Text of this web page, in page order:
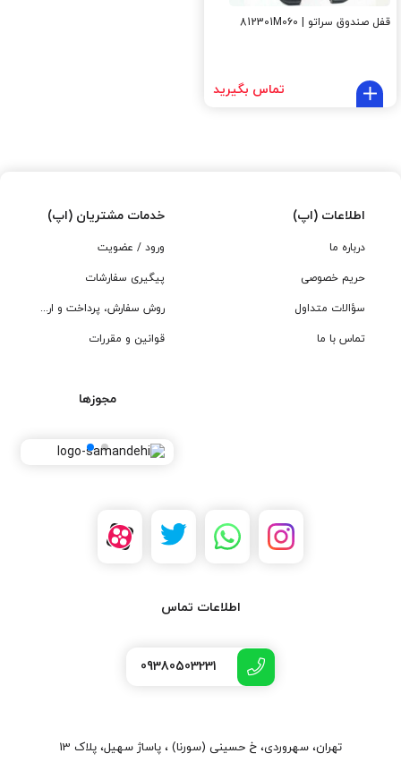
قفل صندوق سراتو | 812301M060
تماس بگیرید
اطلاعات (اپ)
درباره ما
حریم خصوصی
سؤالات متداول
تماس با ما
خدمات مشتریان (اپ)
ورود / عضویت
پیگیری سفارشات
روش سفارش، پرداخت و ارسال
قوانین و مقررات
مجوزها
اطلاعات تماس
09380503231
تهران، سهروردی، خ حسینی (سورنا) ، پاساژ سهیل، پلاک 13